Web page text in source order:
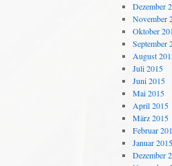
Dezember
November
Oktober
September
August
Juli 2015
Juni 2015
Mai 2015
April 2015
März 2015
Februar
Januar 2015
Dezember